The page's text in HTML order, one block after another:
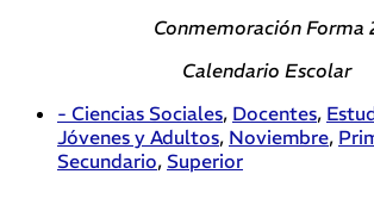
Conmemoración Forma
Calendario Escolar
- Ciencias Sociales, Docentes,
Jóvenes y Adultos, Noviembre,
Secundario, Superior